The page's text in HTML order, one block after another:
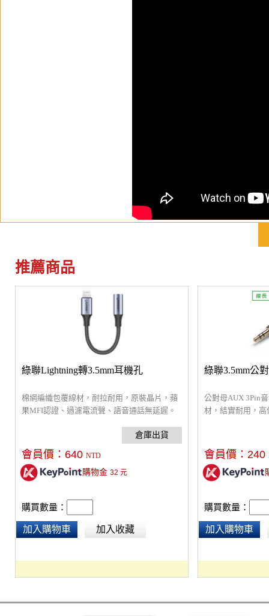
推薦商品
綠聯Lightning轉3.5mm耳機孔
棉網編織包覆線材，耐拉耐用，原裝晶片，蘋
果MFI認證、過濾電流聲、語音通話無延遲。
會員價： 640 NTD
購物金 32 元
購買數量：
加入購物車 加入收藏
綠聯3.5mm公
公對母AUX 3Pin
材，結實耐用，
會員價： 240
購買數量：
加入購物車